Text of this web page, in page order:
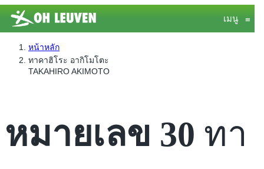
เมนู ≡
หน้าหลัก
ทาคาฮิโระ อากิโมโตะ
TAKAHIRO AKIMOTO
หมายเลข 30 ทา